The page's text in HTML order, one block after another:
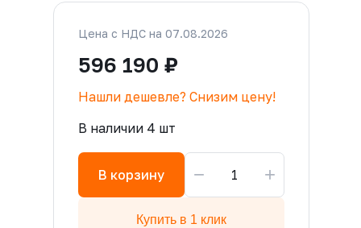
Цена с НДС на 07.08.2026
596 190 ₽
Нашли дешевле? Снизим цену!
В наличии 4 шт
В корзину − +
Купить в 1 клик